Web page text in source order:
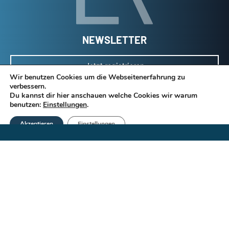
NEWSLETTER
Jetzt registrieren
Thiemo
Wir benutzen Cookies um die Webseitenerfahrung zu
verbessern.
Du kannst dir hier anschauen welche Cookies wir warum
benutzen: Einstellungen.
Akzeptieren Einstellungen